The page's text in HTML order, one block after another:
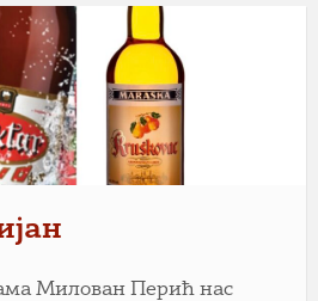
Милован Перић нас